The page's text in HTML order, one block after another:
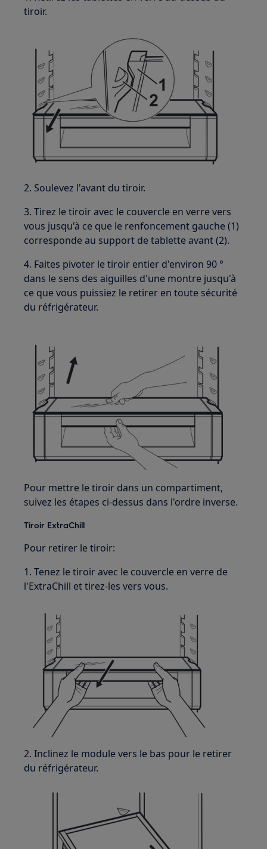
tiroir.
2. Soulevez l'avant du tiroir.
3. Tirez le tiroir avec le couvercle en verre vers
vous jusqu'à ce que le renfoncement gauche (1)
corresponde au support de tablette avant (2).
4. Faites pivoter le tiroir entier d'environ 90 °
dans le sens des aiguilles d'une montre jusqu'à
ce que vous puissiez le retirer en toute sécurité
du réfrigérateur.
Pour mettre le tiroir dans un compartiment,
suivez les étapes ci-dessus dans l'ordre inverse.
Tiroir ExtraChill
Pour retirer le tiroir:
1. Tenez le tiroir avec le couvercle en verre de
l'ExtraChill et tirez-les vers vous.
2. Inclinez le module vers le bas pour le retirer
du réfrigérateur.